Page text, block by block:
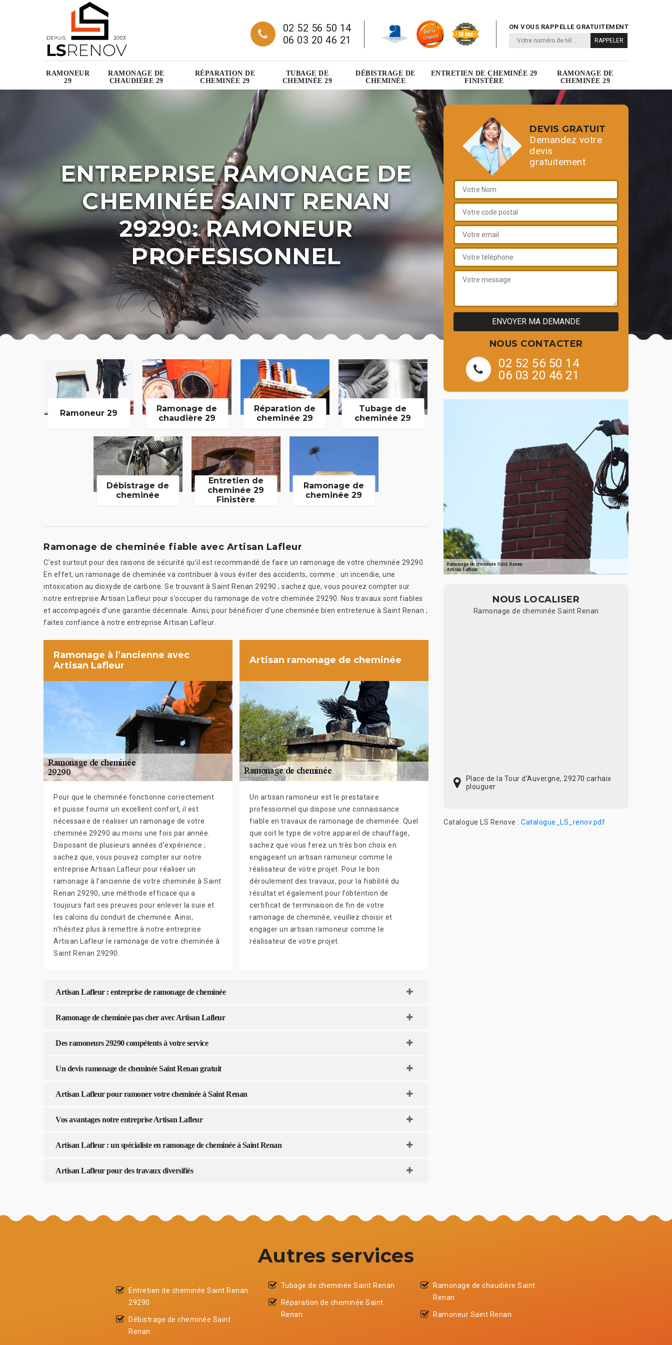
02 52 56 50 14
06 03 20 46 21
ON VOUS RAPPELLE GRATUITEMENT
RAMONEUR
29
RAMONAGE DE
CHAUDIÈRE 29
RÉPARATION DE
CHEMINÉE 29
TUBAGE DE
CHEMINÉE 29
DÉBISTRAGE DE
CHEMINÉE
ENTRETIEN DE CHEMINÉE 29
FINISTÈRE
RAMONAGE DE
CHEMINÉE 29
ENTREPRISE RAMONAGE DE
CHEMINÉE SAINT RENAN
29290: RAMONEUR
PROFESISONNEL
Ramoneur 29
Ramonage de
chaudière 29
Réparation de
cheminée 29
Tubage de
cheminée 29
Débistrage de
cheminée
Entretien de
cheminée 29
Finistère
Ramonage de
cheminée 29
Ramonage de cheminée fiable avec Artisan Lafleur
C’est surtout pour des raisons de sécurité qu’il est recommandé de faire un ramonage de votre cheminée 29290.
En effet, un ramonage de cheminée va contribuer à vous éviter des accidents, comme : un incendie, une
intoxication au dioxyde de carbone. Se trouvant à Saint Renan 29290 ; sachez que, vous pouvez compter sur
notre entreprise Artisan Lafleur pour s’occuper du ramonage de votre cheminée 29290. Nos travaux sont fiables
et accompagnés d’une garantie décennale. Ainsi, pour bénéficier d’une cheminée bien entretenue à Saint Renan ;
faites confiance à notre entreprise Artisan Lafleur.
Ramonage à l’ancienne avec
Artisan Lafleur
Pour que le cheminée fonctionne correctement
et puisse fournir un excellent confort, il est
nécessaire de réaliser un ramonage de votre
cheminée 29290 au moins une fois par année.
Disposant de plusieurs années d’expérience ;
sachez que, vous pouvez compter sur notre
entreprise Artisan Lafleur pour réaliser un
ramonage à l’ancienne de votre cheminée à Saint
Renan 29290, une méthode efficace qui a
toujours fait ses preuves pour enlever la suie et
les calcins du conduit de cheminée. Ainsi,
n’hésitez plus à remettre à notre entreprise
Artisan Lafleur le ramonage de votre cheminée à
Saint Renan 29290.
Artisan ramonage de cheminée
Un artisan ramoneur est le prestataire
professionnel qui dispose une connaissance
fiable en travaux de ramonage de cheminée. Quel
que soit le type de votre appareil de chauffage,
sachez que vous ferez un très bon choix en
engageant un artisan ramoneur comme le
réalisateur de votre projet. Pour le bon
déroulement des travaux, pour la fiabilité du
résultat et également pour l’obtention de
certificat de terminaison de fin de votre
ramonage de cheminée, veuillez choisir et
engager un artisan ramoneur comme le
réalisateur de votre projet.
Artisan Lafleur : entreprise de ramonage de cheminée
Ramonage de cheminée pas cher avec Artisan Lafleur
Des ramoneurs 29290 compétents à votre service
Un devis ramonage de cheminée Saint Renan gratuit
Artisan Lafleur pour ramoner votre cheminée à Saint Renan
Vos avantages notre entreprise Artisan Lafleur
Artisan Lafleur : un spécialiste en ramonage de cheminée à Saint Renan
Artisan Lafleur pour des travaux diversifiés
DEVIS GRATUIT
Demandez votre
devis
gratuitement
NOUS CONTACTER
02 52 56 50 14
06 03 20 46 21
NOUS LOCALISER
Ramonage de cheminée Saint Renan
Place de la Tour d'Auvergne, 29270 carhaix
plouguer
Catalogue LS Renove : Catalogue_LS_renov.pdf
Autres services
Entretien de cheminée Saint Renan
29290
Débistrage de cheminée Saint
Renan
Tubage de cheminée Saint Renan
Réparation de cheminée Saint
Renan
Ramonage de chaudière Saint
Renan
Ramoneur Saint Renan